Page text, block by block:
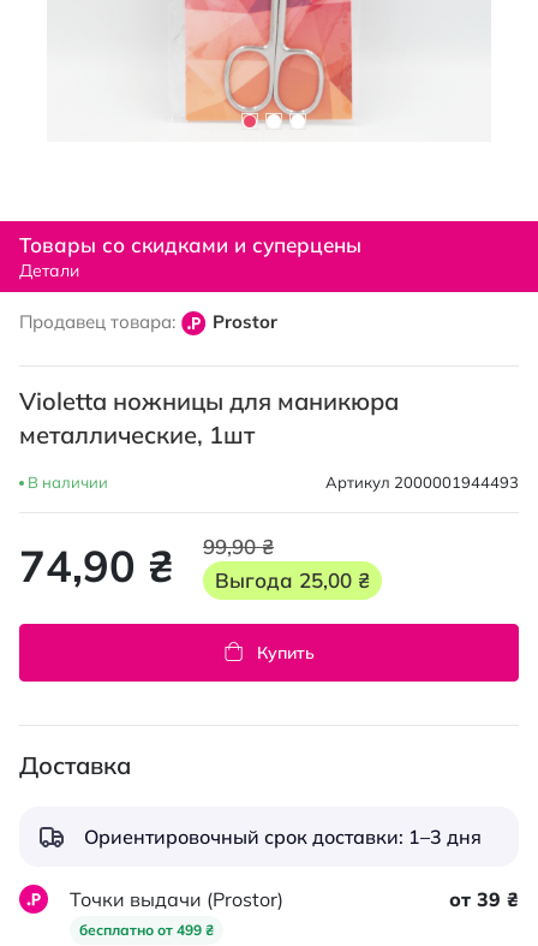
к
началу
галереи
Товары со скидками и суперцены
Детали
Продавец товара: Prostor
Violetta ножницы для маникюра
металлические, 1шт
В наличии Артикул 2000001944493
74,90 ₴
99,90 ₴
Выгода 25,00 ₴
Купить
Доставка
Ориентировочный срок доставки: 1–3 дня
Точки выдачи (Prostor)
бесплатно от 499 ₴
от 39 ₴